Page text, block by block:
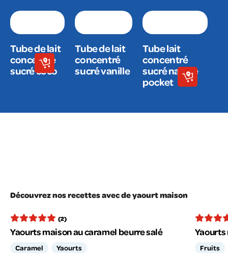
Tube de lait
concentré
sucré coco
Tube de lait
concentré
sucré vanille
Tube lait
concentré
sucré nature
pocket
Découvrez nos recettes avec de yaourt maison
(2)
Yaourts maison au caramel beurre salé
Caramel Yaourts
Yaourts
Fruits